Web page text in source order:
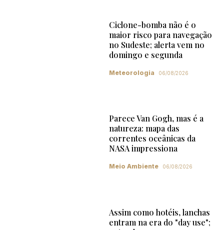
Ciclone-bomba não é o
maior risco para navegação
no Sudeste; alerta vem no
domingo e segunda
Meteorologia 06/08/2026
Parece Van Gogh, mas é a
natureza: mapa das
correntes oceânicas da
NASA impressiona
Meio Ambiente 06/08/2026
Assim como hotéis, lanchas
entram na era do "day use";